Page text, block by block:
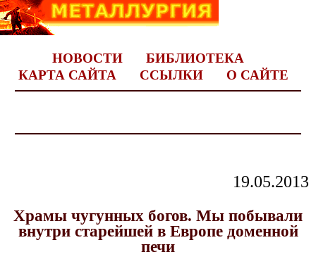
НОВОСТИ
БИБЛИОТЕКА
КАРТА САЙТА
ССЫЛКИ О САЙТЕ
19.05.2013
Храмы чугунных богов. Мы побывали
внутри старейшей в Европе доменной
печи